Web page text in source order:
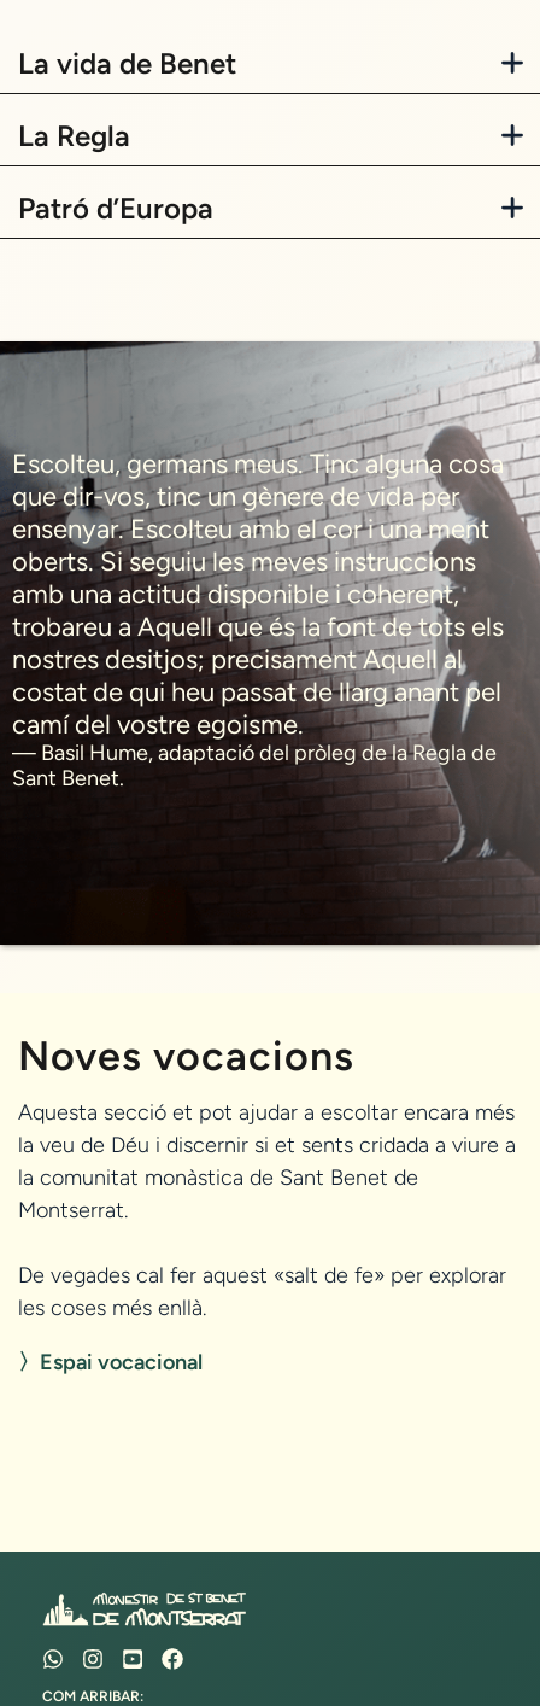
La vida de Benet
La Regla
Patró d’Europa
Escolteu, germans meus. Tinc alguna cosa
que dir-vos, tinc un gènere de vida per
ensenyar. Escolteu amb el cor i una ment
oberts. Si seguiu les meves instruccions
amb una actitud disponible i coherent,
trobareu a Aquell que és la font de tots els
nostres desitjos; precisament Aquell al
costat de qui heu passat de llarg anant pel
camí del vostre egoisme.
— Basil Hume, adaptació del pròleg de la Regla de
Sant Benet.
Noves vocacions
Aquesta secció et pot ajudar a escoltar encara més
la veu de Déu i discernir si et sents cridada a viure a
la comunitat monàstica de Sant Benet de
Montserrat.
De vegades cal fer aquest «salt de fe» per explorar
les coses més enllà.
〉Espai vocacional
COM ARRIBAR: